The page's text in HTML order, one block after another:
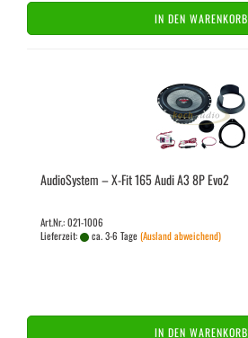
IN DEN WARENKORB
Au­dio­Sys­tem – X-Fit 165 Audi A3 8P Evo2
Art.Nr.: 021-1006
Lieferzeit:
ca. 3-6 Tage(Ausland abweichend)
IN DEN WARENKORB